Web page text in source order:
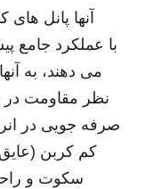
آنها پانل
با عملکرد جامع
می دهند، به
نظر مقاومت در
صرفه جویی در
کم کربن
سکوت و